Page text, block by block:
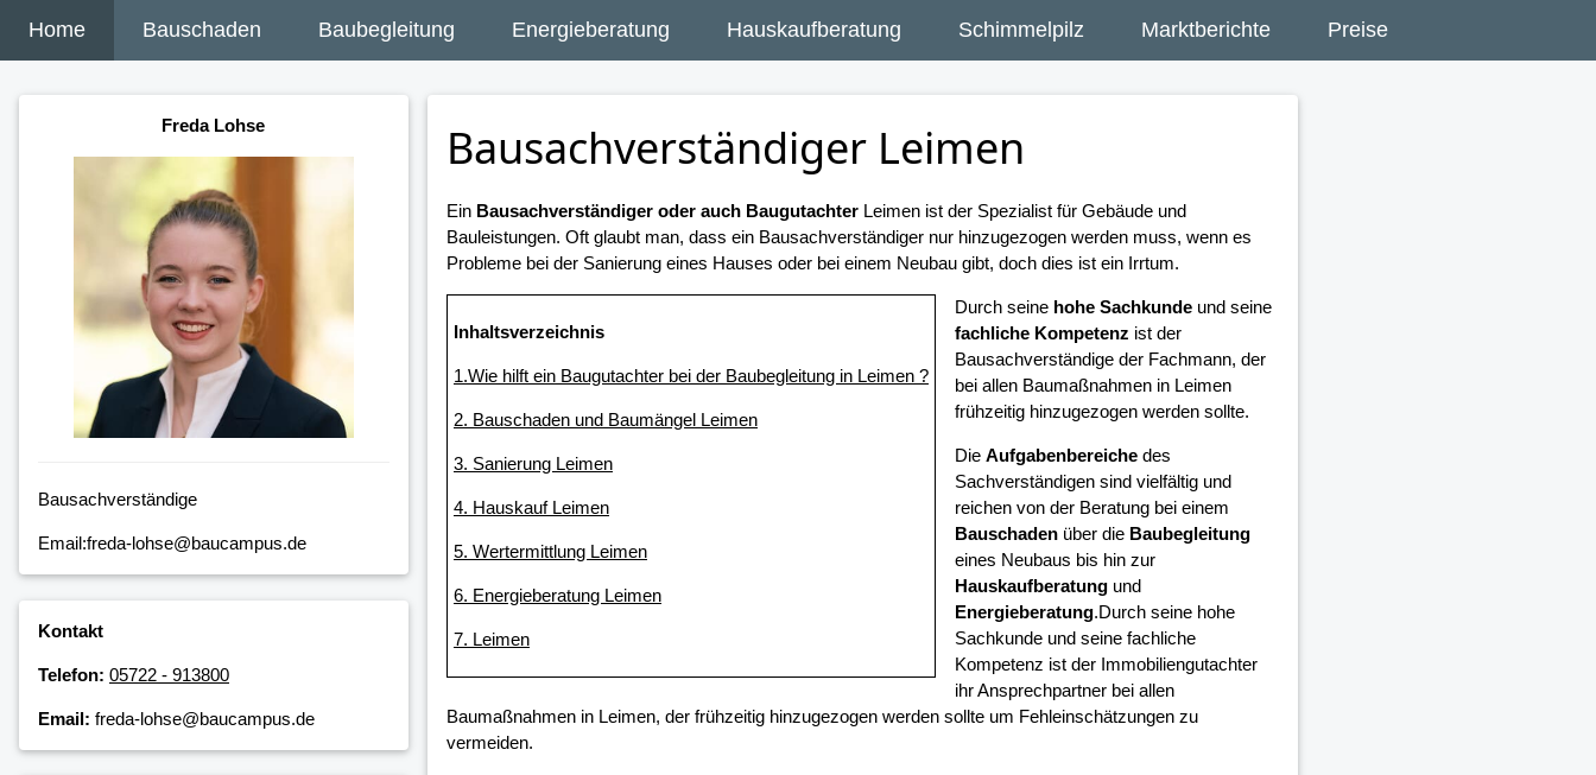
Home Bauschaden Baubegleitung Energieberatung Hauskaufberatung Schimmelpilz Marktberichte Preise
Freda Lohse
Bausachverständige
Email:freda-lohse@baucampus.de
Kontakt
Telefon: 05722 - 913800
Email: freda-lohse@baucampus.de
Bausachverständiger Leimen
Ein Bausachverständiger oder auch BaugutachterLeimen ist der Spezialist für Gebäude und
Bauleistungen. Oft glaubt man, dass ein Bausachverständiger nur hinzugezogen werden muss, wenn es
Probleme bei der Sanierung eines Hauses oder bei einem Neubau gibt, doch dies ist ein Irrtum.
Inhaltsverzeichnis
1.Wie hilft ein Baugutachter bei der Baubegleitung in Leimen ?
2. Bauschaden und Baumängel Leimen
3. Sanierung Leimen
4. Hauskauf Leimen
5. Wertermittlung Leimen
6. Energieberatung Leimen
7. Leimen
Durch seine hohe Sachkundeund seine
fachliche Kompetenz ist der
Bausachverständige der Fachmann, der
bei allen Baumaßnahmen in Leimen
frühzeitig hinzugezogen werden sollte.
Die Aufgabenbereichedes
Sachverständigen sind vielfältig und
reichen von der Beratung bei einem
Bauschadenüber die Baubegleitung
eines Neubaus bis hin zur
Hauskaufberatungund
Energieberatung.Durch seine hohe
Sachkunde und seine fachliche
Kompetenz ist der Immobiliengutachter
ihr Ansprechpartner bei allen
Baumaßnahmen in Leimen, der frühzeitig hinzugezogen werden sollte um Fehleinschätzungen zu
vermeiden.